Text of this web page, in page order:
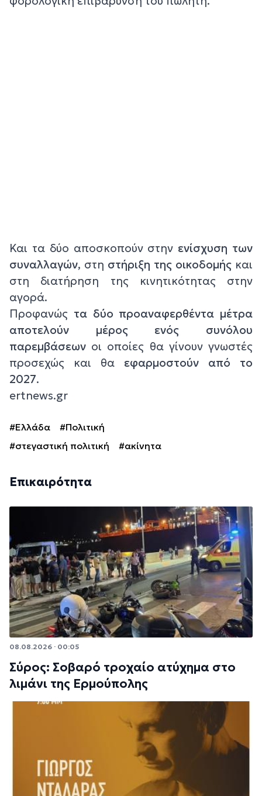
Και τα δύο αποσκοπούν στην ενίσχυση των
συναλλαγών, στη στήριξη της οικοδομής και
στη διατήρηση της κινητικότητας στην
αγορά.
Προφανώς τα δύο προαναφερθέντα μέτρα
αποτελούν μέρος ενός συνόλου
παρεμβάσεων οι οποίες θα γίνουν γνωστές
προσεχώς και θα εφαρμοστούν από το
2027.
ertnews.gr
#Ελλάδα
#Πολιτική
#στεγαστική πολιτική
#ακίνητα
Επικαιρότητα
08.08.2026 · 00:05
Σύρος: Σοβαρό τροχαίο ατύχημα στο
λιμάνι της Ερμούπολης